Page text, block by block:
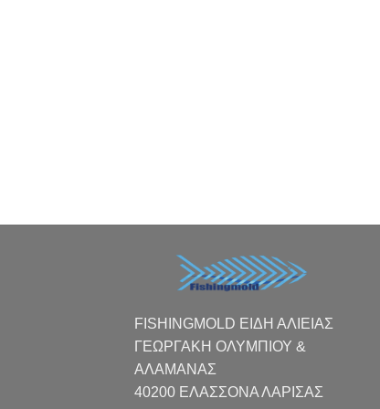
FISHINGMOLD ΕΙΔΗ ΑΛΙΕΙΑΣ
ΓΕΩΡΓΑΚΗ ΟΛΥΜΠΙΟΥ &
ΑΛΑΜΑΝΑΣ
40200 ΕΛΑΣΣΟΝΑ ΛΑΡΙΣΑΣ